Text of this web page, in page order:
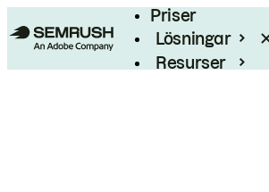
Priser
Lösningar
Resurser